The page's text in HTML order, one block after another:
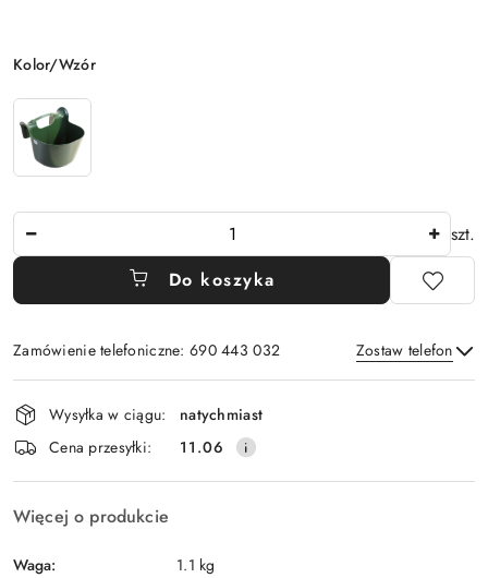
Wariant
Kolor/Wzór
szt.
Do koszyka
Zamówienie telefoniczne: 690 443 032 Zostaw telefon
Wyślij
Dostępność
i
dostawa
Wysyłka w ciągu:
natychmiast
Cena przesyłki:
11.06
Więcej o produkcie
Waga: 1.1 kg